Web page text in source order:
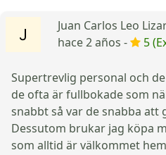
Juan Carlos Leo
hace 2 años -
5
Supertrevlig personal och
de ofta är fullbokade som
snabbt så var de snabba
Dessutom brukar jag köpa
som alltid är välkommet